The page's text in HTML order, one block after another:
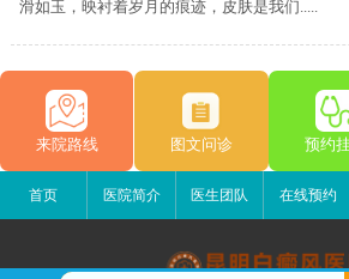
滑如玉，映衬着岁月的痕迹，皮肤是我们.....
来院路线 图文问诊 预约
首页 医院简介 医生团队 在线预约